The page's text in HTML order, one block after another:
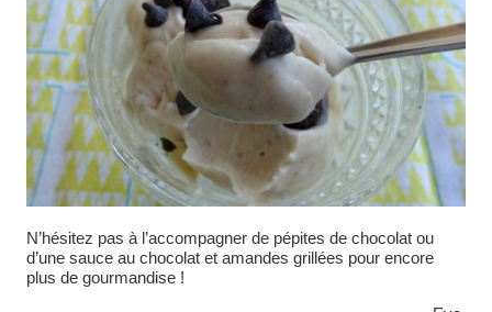
N’hésitez pas à l’accompagner de pépites de chocolat ou
d’une sauce au chocolat et amandes grillées pour encore
plus de gourmandise !